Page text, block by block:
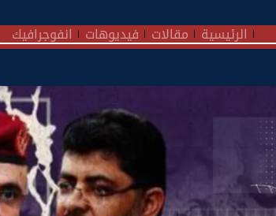
الرئيسية مقالات فيديوهات انفوجرافيك